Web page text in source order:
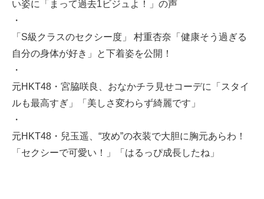
い姿に「まって過去1ビジュよ！」の声
・
「S級クラスのセクシー度」 村重杏奈「健康そう過ぎる
自分の身体が好き」と下着姿を公開！
・
元HKT48・宮脇咲良、おなかチラ見せコーデに「スタイ
ルも最高すぎ」「美しさ変わらず綺麗です」
・
元HKT48・兒玉遥、“攻め”の衣装で大胆に胸元あらわ！
「セクシーで可愛い！」「はるっぴ成長したね」